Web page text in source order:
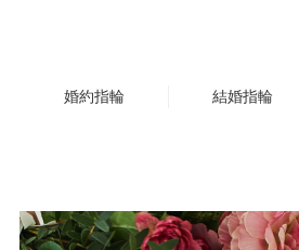
婚約指輪 結婚指輪